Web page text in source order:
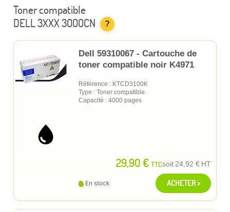
Toner compatible
DELL 3XXX 3000CN
?
Dell 59310067 - Cartouche de
toner compatible noir K4971
Référence : KTCD3100K
Type : Toner compatible
Capacité : 4000 pages
29,90 € TTCsoit24,92 € HT
En stock ACHETER >